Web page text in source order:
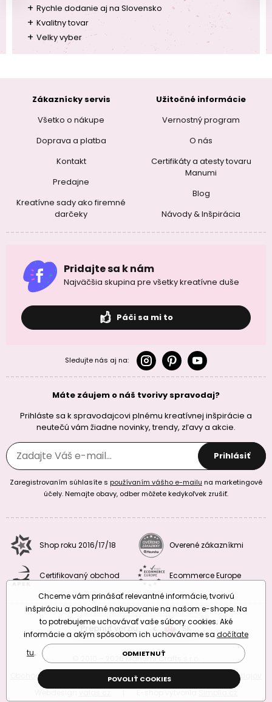
+ Rychle dodanie aj na Slovensko
+ Kvalitny tovar
+ Velky vyber
Zákaznícky servis
Všetko o nákupe
Doprava a platba
Kontakt
Predajne
Kreatívne sady ako firemné
darčeky
Užitočné informácie
Vernostný program
O nás
Certifikáty a atesty tovaru
Manumi
Blog
Návody & Inšpirácia
Pridajte sa k nám
Najväčšia skupina pre všetky kreatívne duše
Páči sa mi to
Sledujte nás aj na:
Máte záujem o náš tvorivy spravodaj?
Prihláste sa k spravodajcovi plnému kreatívnej inšpirácie a
neutečú vám žiadne novinky, trendy, zľavy a akcie.
Prihlásiť
Zaregistrovaním súhlasíte s používaním vášho e-mailu na marketingové
účely. Nemajte obavy, odber môžete kedykoľvek zrušiť.
Shop roku 2016/17/18 Overené zákazníkmi
Certifikovaný obchod Ecommerce Europe
Prepnúť verziu: CZSK
© 2010 – 2026 Manumi Crafts s.r.o.
Obchodné podmienky
Podmienky ochrany osobných údajov
Chceme vám prinášať relevantné informácie, tvorivú
inšpiráciu a pohodlné nakupovanie na našom e-shope. Na
to potrebujeme uchovávať vaše súbory cookies. Aké
informácie a akým spôsobom ich uchovávame sa dočítate
tu. ODMIETNUŤ
POVOLIŤ COOKIES